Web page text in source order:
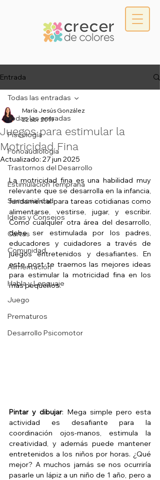
Entrada
Todas las entradas
Piscología
Fonoaudiología
Trastornos del Desarrollo
Estimulación Temprana
Sensorialidad
Ideas y Consejos
Cartas
Comunidad
Alimentación
Habla y Lenguaje
Juego
Prematuros
Desarrollo Psicomotor
Todas las entradas
Juegos para estimular la
Motricidad Fina
María Jesús González
22 abr 2019
Actualizado: 27 jun 2025
La motricidad fina es una habilidad muy
relevante que se desarrolla en la infancia,
fundamental para tareas cotidianas como
alimentarse, vestirse, jugar, y escribir.
Como cualquier otra área del desarrollo,
debe ser estimulada por los padres,
educadores y cuidadores a través de
juegos entretenidos y desafiantes. En
este post te traemos las mejores ideas
para estimular la motricidad fina en los
más pequeños.
Pintar y dibujar: Mega simple pero esta
actividad es desafiante para la
coordinación ojos-manos, estimula la
creatividad, y además puede mantener
entretenidos a los niños por horas. ¿Qué
mejor? A muchos jamás se nos ocurriría
pasarle un lápiz a un niño de 1 año, pero a